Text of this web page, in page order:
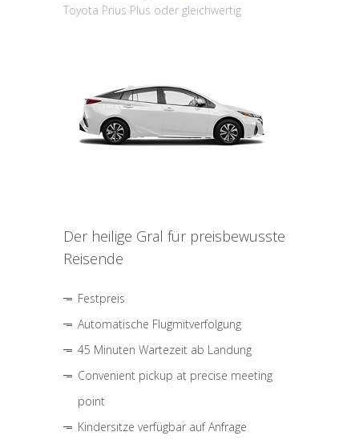
Toyota Prius Plus oder gleichwertig
Der heilige Gral für preisbewusste
Reisende
Festpreis
Automatische Flugmitverfolgung
45 Minuten Wartezeit ab Landung
Convenient pickup at precise meeting
point
Kindersitze verfügbar auf Anfrage